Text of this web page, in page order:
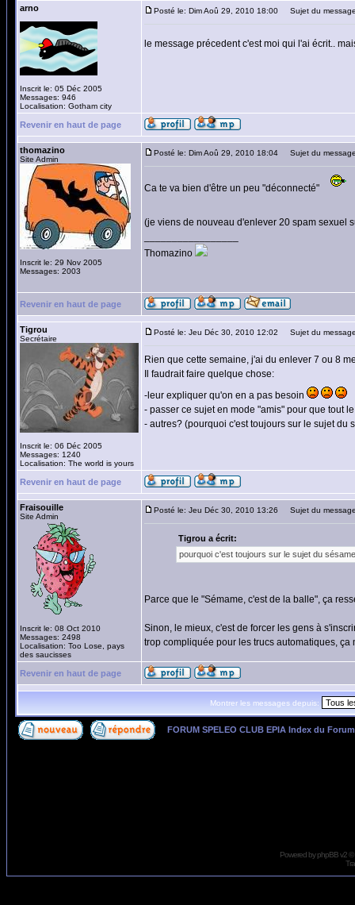
arno
Inscrit le: 05 Déc 2005
Messages: 946
Localisation: Gotham city
Posté le: Dim Aoû 29, 2010 18:00 Sujet du
le message précedent c'est moi qui l'ai écrit..
Revenir en haut de page
thomazino
Site Admin
Inscrit le: 29 Nov 2005
Messages: 2003
Posté le: Dim Aoû 29, 2010 18:04 Sujet du
Ca te va bien d'être un peu "déconnecté"
(je viens de nouveau d'enlever 20 spam sexuel
Thomazino
Revenir en haut de page
Tigrou
Secrétaire
Inscrit le: 06 Déc 2005
Messages: 1240
Localisation: The world is yours
Posté le: Jeu Déc 30, 2010 12:02 Sujet du
Rien que cette semaine, j'ai du enlever 7 ou 8
Il faudrait faire quelque chose:
-leur expliquer qu'on en a pas besoin
- passer ce sujet en mode "amis" pour que tout
- autres? (pourquoi c'est toujours sur le sujet du
Revenir en haut de page
Fraisouille
Site Admin
Inscrit le: 08 Oct 2010
Messages: 2498
Localisation: Too Lose, pays
des saucisses
Posté le: Jeu Déc 30, 2010 13:26 Sujet du
Tigrou a écrit:
pourquoi c'est toujours sur le sujet du
Parce que le "Sémame, c'est de la balle", ça
Sinon, le mieux, c'est de forcer les gens à
trop compliquée pour les trucs automatiques,
Revenir en haut de page
Montrer les messages depuis:
FORUM SPELEO CLUB EPIA Index du Forum
Powered byphpBBv2 ©